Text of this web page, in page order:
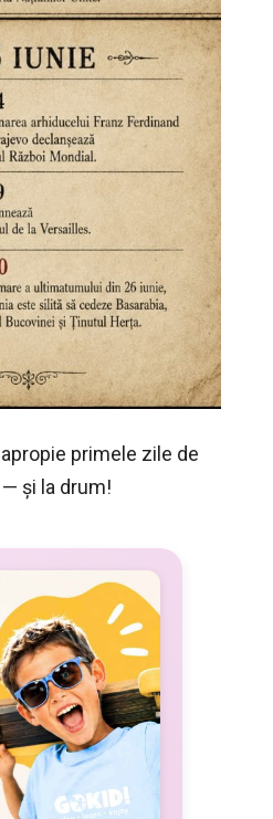
primele zile de
și la drum!